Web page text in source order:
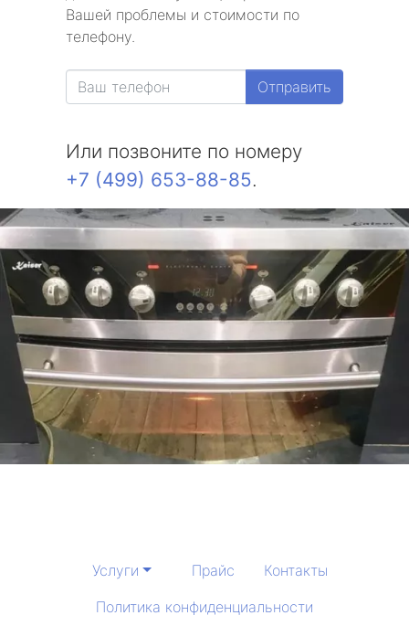
Вашей проблемы и стоимости по
телефону.
Отправить
Или позвоните по номеру
+7 (499) 653-88-85.
Услуги Прайс
Контакты
Политика конфиденциальности